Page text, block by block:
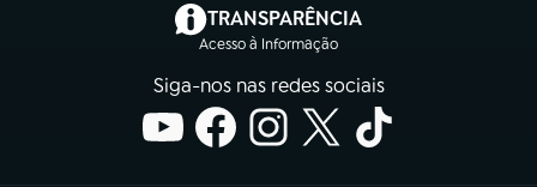
TRANSPARÊNCIA
Acesso à Informação
(abre em nova aba)
Siga-nos nas redes sociais